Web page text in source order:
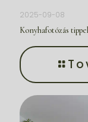
2025-09-08
Konyhafotózás